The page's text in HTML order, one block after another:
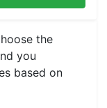
the
you
based on